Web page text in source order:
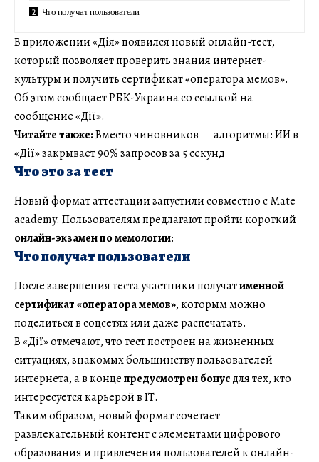
Что получат пользователи
В приложении «Дія» появился новый онлайн-тест,
который позволяет проверить знания интернет-
культуры и получить сертификат «оператора мемов».
Об этом сообщает РБК-Украина со ссылкой на
сообщение «Дії».
Читайте также:Вместо чиновников — алгоритмы: ИИ в
«Дії» закрывает 90% запросов за 5 секунд
Что это за тест
Новый формат аттестации запустили совместно с Mate
academy. Пользователям предлагают пройти короткий
онлайн-экзамен по мемологии:
Что получат пользователи
После завершения теста участники получатименной
сертификат «оператора мемов», которым можно
поделиться в соцсетях или даже распечатать.
В «Дії» отмечают, что тест построен на жизненных
ситуациях, знакомых большинству пользователей
интернета, а в концепредусмотрен бонусдля тех, кто
интересуется карьерой в ІТ.
Таким образом, новый формат сочетает
развлекательный контент с элементами цифрового
образования и привлечения пользователей к онлайн-